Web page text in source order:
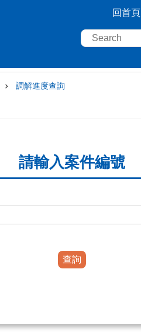
回首頁
調解進度查詢
請輸入案件編號